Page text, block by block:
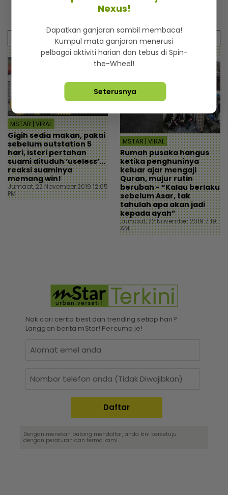
minta diskaun ‘timing
mentua terputus - Viral |
Artikel Sebelum
MSTAR | VIRAL
Gigih sedia makan, pakai
sebelum outstation 5
hari, isteri pertahan
suami dituduh ‘useless’...
reaksi suaminya
memang win!
Jumaat, 22 November 2019 12:05
PM
Artikel Berikut
MSTAR | VIRAL
Rumah pusaka hangus
ketika penghuninya
keluar ajar mengaji
Quran, mujur rutin
berubah - “Kalau berlaku
sebelum Asar, tak
tahulah apa akan jadi
kepada ayah”
Jumaat, 22 November 2019 7:19
AM
Nak cari cerita best dan trending setiap hari?
Langgan berita mStar! Percuma je!
Dengan menekan butang mendaftar, anda kini bersetuju
dengan peraturan dan terma kami.
Nexus!
Dapatkan ganjaran sambil membaca!
Kumpul mata ganjaran menerusi
pelbagai aktiviti harian dan tebus di Spin-
the-Wheel!
Seterusnya